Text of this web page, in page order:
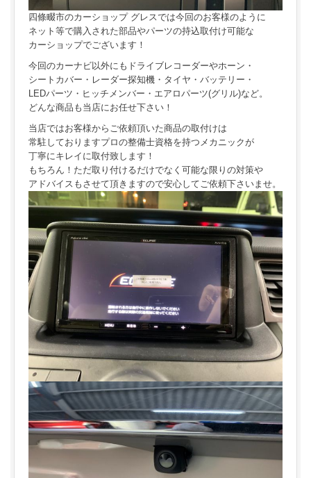
四條畷市のカーショップ グレスでは今回のお客様のように
ネット等で購入された部品やパーツの持込取付け可能な
カーショップでございます！
今回のカーナビ以外にもドライブレコーダーやホーン・
シートカバー・レーダー探知機・タイヤ・バッテリー・
LEDパーツ・ヒッチメンバー・エアロパーツ(グリル)など。
どんな商品も当店にお任せ下さい！
当店ではお客様からご依頼頂いた商品の取付けは
常駐しておりますプロの整備士資格を持つメカニックが
丁寧にキレイに取付致します！
もちろん！ただ取り付けるだけでなく可能な限りの対策や
アドバイスもさせて頂きますので安心してご依頼下さいませ。